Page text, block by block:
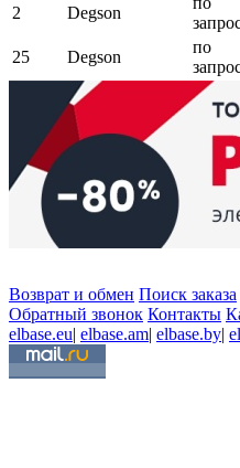
2 Degson
25
Degson
по
Возврат и обмен Поиск заказа
Обратный звонок Контакты
elbase.eu| elbase.am| elbase.by|